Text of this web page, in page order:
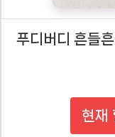
푸디버디 흔들
현재